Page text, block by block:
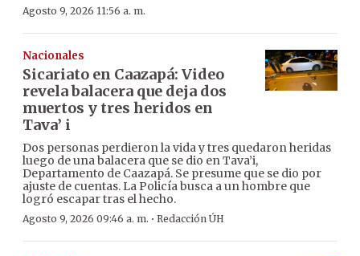
Agosto 9, 2026 11:56 a. m.
Nacionales
Sicariato en Caazapá: Video
revela balacera que deja dos
muertos y tres heridos en
Tava’ i
Dos personas perdieron la vida y tres quedaron heridas
luego de una balacera que se dio en Tava’i,
Departamento de Caazapá. Se presume que se dio por
ajuste de cuentas. La Policía busca a un hombre que
logró escapar tras el hecho.
Agosto 9, 2026 09:46 a. m. · Redacción ÚH